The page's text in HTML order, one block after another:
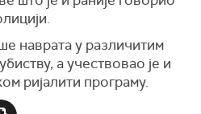
наврата у различитим
а учествовао је и
ријалити програму.